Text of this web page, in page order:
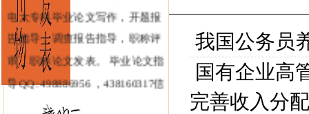
电大专科毕业论文写作，开题报
告指导，调查报告指导，职称评
审，职称论文发表。 毕业论文指
导QQ: 498886956 ，438160317信
我国公务员
国有企业高
完善收入分